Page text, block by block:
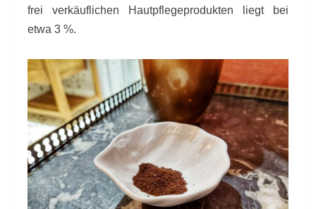
frei verkäuflichen Hautpflegeprodukten liegt bei
etwa 3 %.